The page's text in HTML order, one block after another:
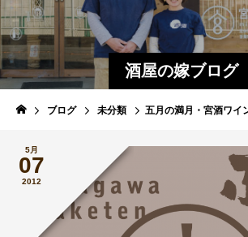
酒屋の嫁ブログ
ブログ 未分類 五月の満月・宮酒ワイ
5月
07
2012